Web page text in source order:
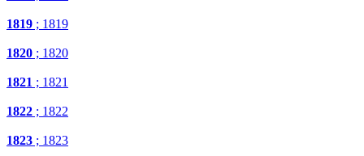
1819 ; 1819
1820 ; 1820
1821 ; 1821
1822 ; 1822
1823 ; 1823